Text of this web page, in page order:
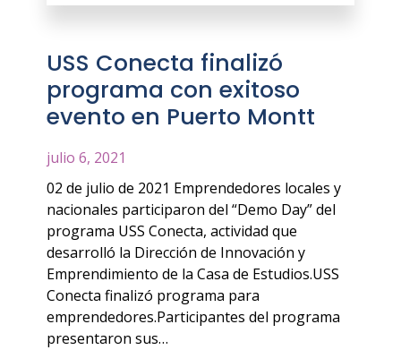
USS Conecta finalizó
programa con exitoso
evento en Puerto Montt
julio 6, 2021
02 de julio de 2021 Emprendedores locales y
nacionales participaron del “Demo Day” del
programa USS Conecta, actividad que
desarrolló la Dirección de Innovación y
Emprendimiento de la Casa de Estudios.USS
Conecta finalizó programa para
emprendedores.Participantes del programa
presentaron sus…